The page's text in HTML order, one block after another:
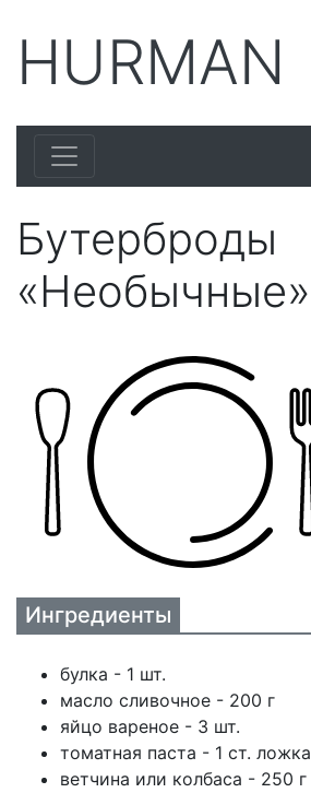
HURMAN
Бутерброды
«Необычные»
Ингредиенты
булка - 1 шт.
масло сливочное - 200 г
яйцо вареное - 3 шт.
томатная паста - 1 ст. ложка
ветчина или колбаса - 250 г